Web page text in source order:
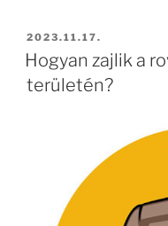
BEKÜLDVE:
2023.11.17.
Hogyan zajlik a
területén?